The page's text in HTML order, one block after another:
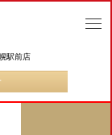
駅前店